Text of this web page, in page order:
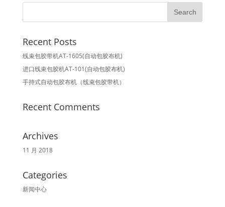
Recent Posts
线束包胶带机AT-1605(自动包胶布机)
进口线束包胶机AT-101(自动包胶布机)
手持式自动包胶布机（线束包胶带机）
Recent Comments
Archives
11 月 2018
Categories
新闻中心